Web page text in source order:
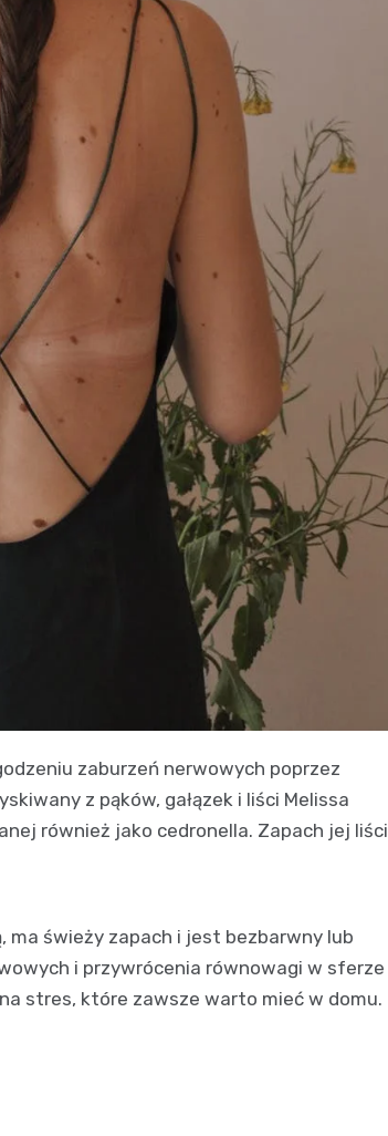
zaburzeń nerwowych poprzez
z pąków, gałązek i liści Melissa
również jako cedronella. Zapach jej liści
świeży zapach i jest bezbarwny lub
i przywrócenia równowagi w sferze
stres, które zawsze warto mieć w domu.